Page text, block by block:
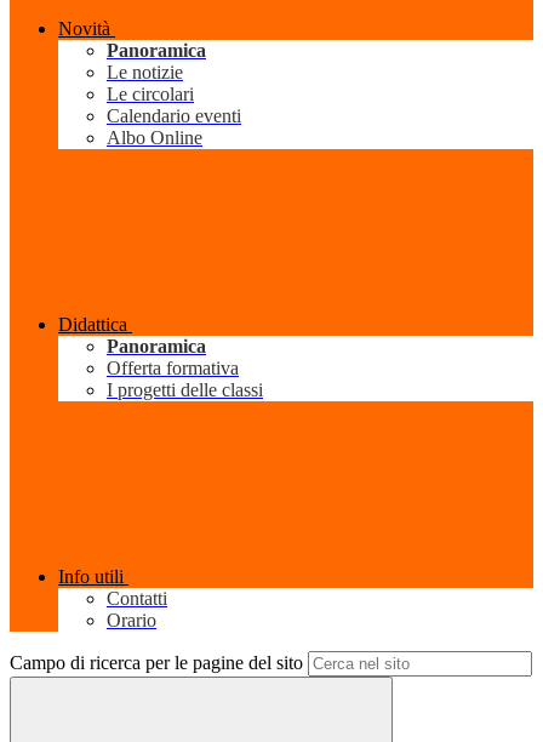
Novità
Panoramica
Le notizie
Le circolari
Calendario eventi
Albo Online
Didattica
Panoramica
Offerta formativa
I progetti delle classi
Info utili
Contatti
Orario
Campo di ricerca per le pagine del sito